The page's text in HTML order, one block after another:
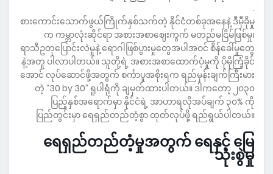
.
စားကောင်းသောက်ဖွယ်ကြိုက်နှစ်သက်တဲ့ နိုင်ငံတစ်ခုအနေနဲ့ ဒီမှီခိုမှု
က ကမ္ဘာလုံးဆိုင်ရာ အစားအစာဈေးကွက် မတည်မငြိမ်ဖြစ်မှု၊
ရာသီဥတုပြောင်းလဲမှုနဲ့ ရောဂါဖြစ်ပွားမှုတွေအပါအဝင် စိန်ခေါ်မှုတွေ
နဲ့အတူ ပါလာပါတယ်။ သူတို့ရဲ့ အစားအစာထောက်ပံ့မှုကို ပိုမိုကြံ့ခိုင်
အောင် လုပ်ဆောင်ဖို့အတွက် စင်္ကာပူအစိုးရက ရည်မှန်းချက်ကြီးမား
တဲ့ “30 by 30” ရူပါရုံကို ချမှတ်ထားပါတယ်။ ဒါကတော့ ၂၀၃၀
ပြည့်နှစ်အရောက်မှာ နိုင်ငံရဲ့ အာဟာရလိုအပ်ချက် ၃၀% ကို
ပြည်တွင်းမှာ ရေရှည်တည်တံ့စွာ ထုတ်လုပ်ဖို့ ရည်ရွယ်ပါတယ်။
.
ရေရှည်တည်တံ့မှုအတွက် ရေနှင့် မြေ
သုံးစွဲမှု